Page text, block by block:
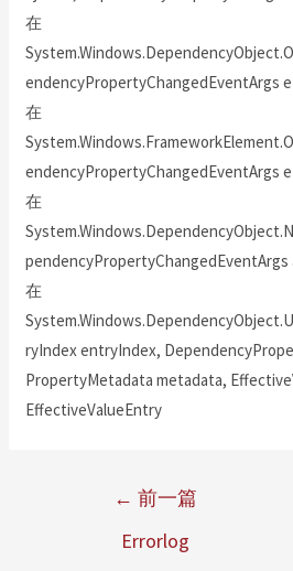
在
endencyPropertyChangedEventArgs
在
endencyPropertyChangedEventArgs
在
pendencyPropertyChangedEventArgs
在
ryIndex entryIndex,
PropertyMetadata metadata,
EffectiveValueEntry
← 前一篇
Errorlog